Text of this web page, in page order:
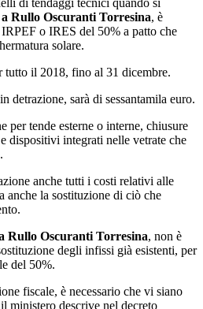
a Rullo Oscuranti Torresina, è
o IRES del 50% a patto che
solare.
tutto il 2018, fino al 31 dicembre.
detrazione, sarà di sessantamila euro.
per tende esterne o interne, chiusure
dispositivi integrati nelle vetrate che
anche tutti i costi relativi alle
anche la sostituzione di ciò che
Rullo Oscuranti Torresina, non è
degli infissi già esistenti, per
del 50%.
fiscale, è necessario che vi siano
ministero descrive nel decreto